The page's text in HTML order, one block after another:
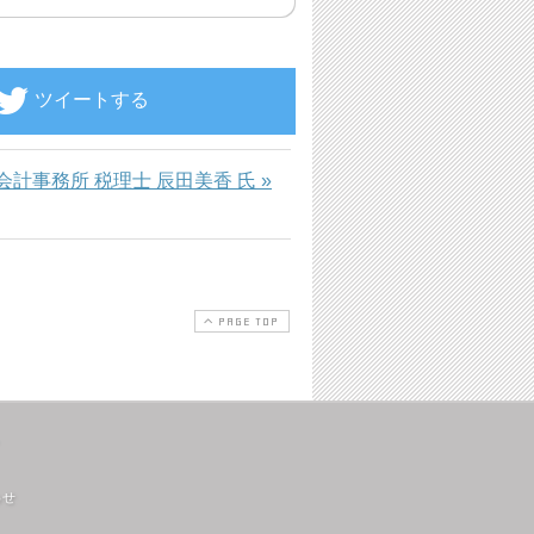
ツイートする
計事務所 税理士 辰田美香 氏 »
PAGE TOP